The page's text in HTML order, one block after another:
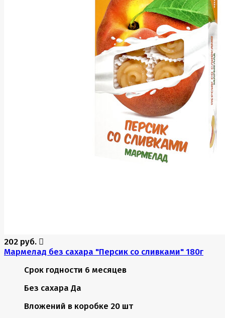
202 руб.
Мармелад без сахара "Персик со сливками" 180г
Срок годности 6 месяцев
Без сахара Да
Вложений в коробке 20 шт